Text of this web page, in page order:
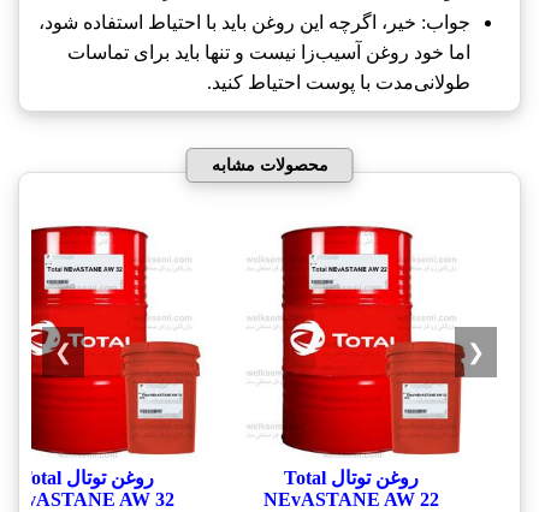
جواب: خیر، اگرچه این روغن باید با احتیاط استفاده شود،
اما خود روغن آسیب‌زا نیست و تنها باید برای تماسات
طولانی‌مدت با پوست احتیاط کنید.
محصولات مشابه
روغن توتال Total
NEvASTANE AW 22
روغن توتال Total
NEvASTANE AW 32
❮
❯